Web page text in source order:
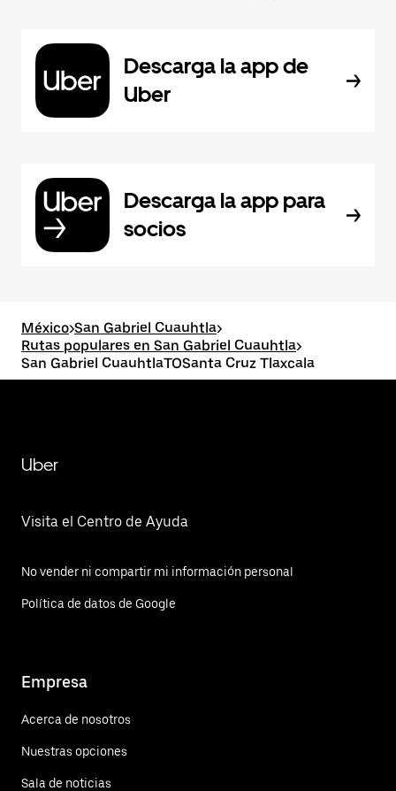
Descarga la app de
Uber
Descarga la app para
socios
México>San Gabriel Cuauhtla>
Rutas populares en San Gabriel Cuauhtla>
San Gabriel CuauhtlaTOSanta Cruz Tlaxcala
Uber
Visita el Centro de Ayuda
No vender ni compartir mi información personal
Política de datos de Google
Empresa
Acerca de nosotros
Nuestras opciones
Sala de noticias